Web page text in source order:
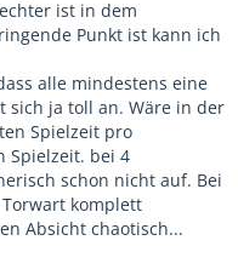
ist in dem
Punkt ist kann ich
alle mindestens eine
sich ja toll an. Wäre in der
Spielzeit pro
Spielzeit. bei 4
schon nicht auf. Bei
komplett
Absicht chaotisch...